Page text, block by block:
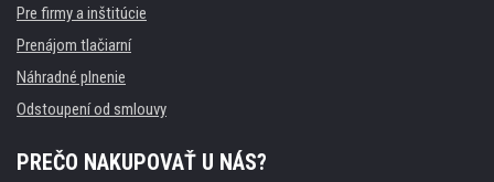
Pre firmy a inštitúcie
Prenájom tlačiarní
Náhradné plnenie
Odstoupení od smlouvy
PREČO NAKUPOVAŤ U NÁS?